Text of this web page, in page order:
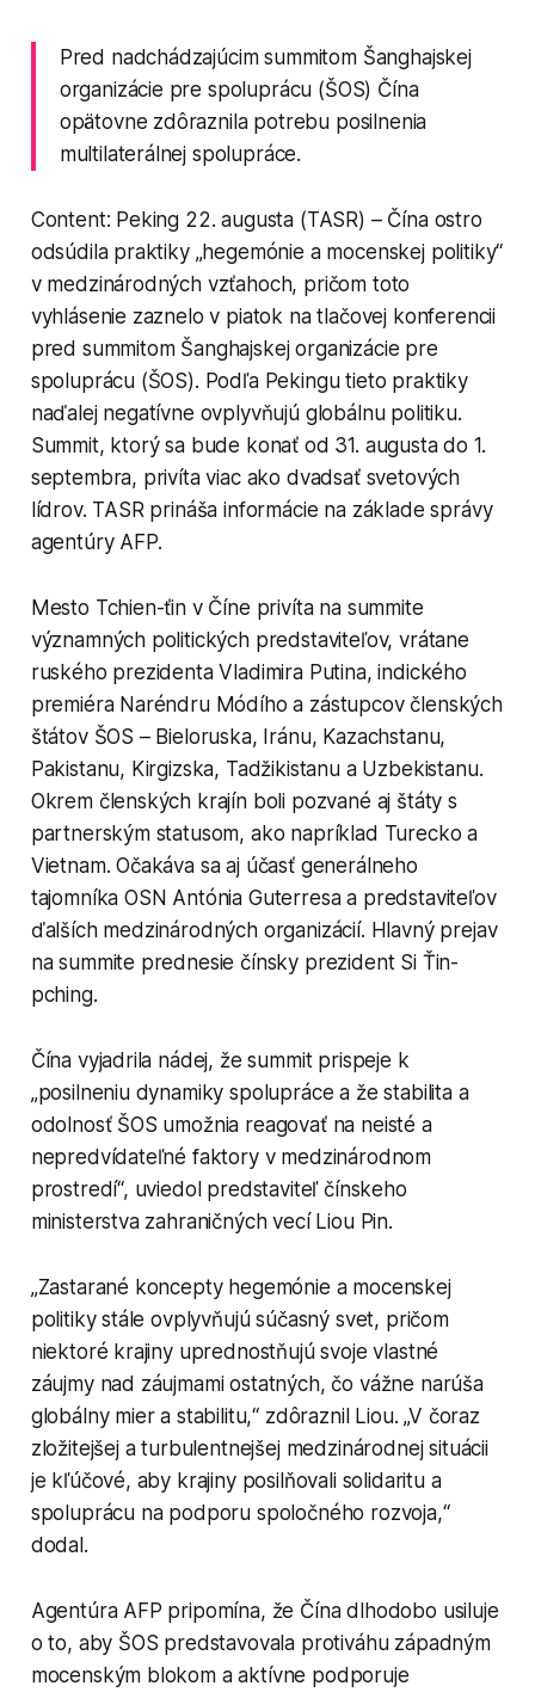
Pred nadchádzajúcim summitom Šanghajskej
organizácie pre spoluprácu (ŠOS) Čína
opätovne zdôraznila potrebu posilnenia
multilaterálnej spolupráce.
Content: Peking 22. augusta (TASR) – Čína ostro
odsúdila praktiky „hegemónie a mocenskej politiky“
v medzinárodných vzťahoch, pričom toto
vyhlásenie zaznelo v piatok na tlačovej konferencii
pred summitom Šanghajskej organizácie pre
spoluprácu (ŠOS). Podľa Pekingu tieto praktiky
naďalej negatívne ovplyvňujú globálnu politiku.
Summit, ktorý sa bude konať od 31. augusta do 1.
septembra, privíta viac ako dvadsať svetových
lídrov. TASR prináša informácie na základe správy
agentúry AFP.
Mesto Tchien-ťin v Číne privíta na summite
významných politických predstaviteľov, vrátane
ruského prezidenta Vladimira Putina, indického
premiéra Naréndru Módího a zástupcov členských
štátov ŠOS – Bieloruska, Iránu, Kazachstanu,
Pakistanu, Kirgizska, Tadžikistanu a Uzbekistanu.
Okrem členských krajín boli pozvané aj štáty s
partnerským statusom, ako napríklad Turecko a
Vietnam. Očakáva sa aj účasť generálneho
tajomníka OSN Antónia Guterresa a predstaviteľov
ďalších medzinárodných organizácií. Hlavný prejav
na summite prednesie čínsky prezident Si Ťin-
pching.
Čína vyjadrila nádej, že summit prispeje k
„posilneniu dynamiky spolupráce a že stabilita a
odolnosť ŠOS umožnia reagovať na neisté a
nepredvídateľné faktory v medzinárodnom
prostredí“, uviedol predstaviteľ čínskeho
ministerstva zahraničných vecí Liou Pin.
„Zastarané koncepty hegemónie a mocenskej
politiky stále ovplyvňujú súčasný svet, pričom
niektoré krajiny uprednostňujú svoje vlastné
záujmy nad záujmami ostatných, čo vážne narúša
globálny mier a stabilitu,“ zdôraznil Liou. „V čoraz
zložitejšej a turbulentnejšej medzinárodnej situácii
je kľúčové, aby krajiny posilňovali solidaritu a
spoluprácu na podporu spoločného rozvoja,“
dodal.
Agentúra AFP pripomína, že Čína dlhodobo usiluje
o to, aby ŠOS predstavovala protiváhu západným
mocenským blokom a aktívne podporuje